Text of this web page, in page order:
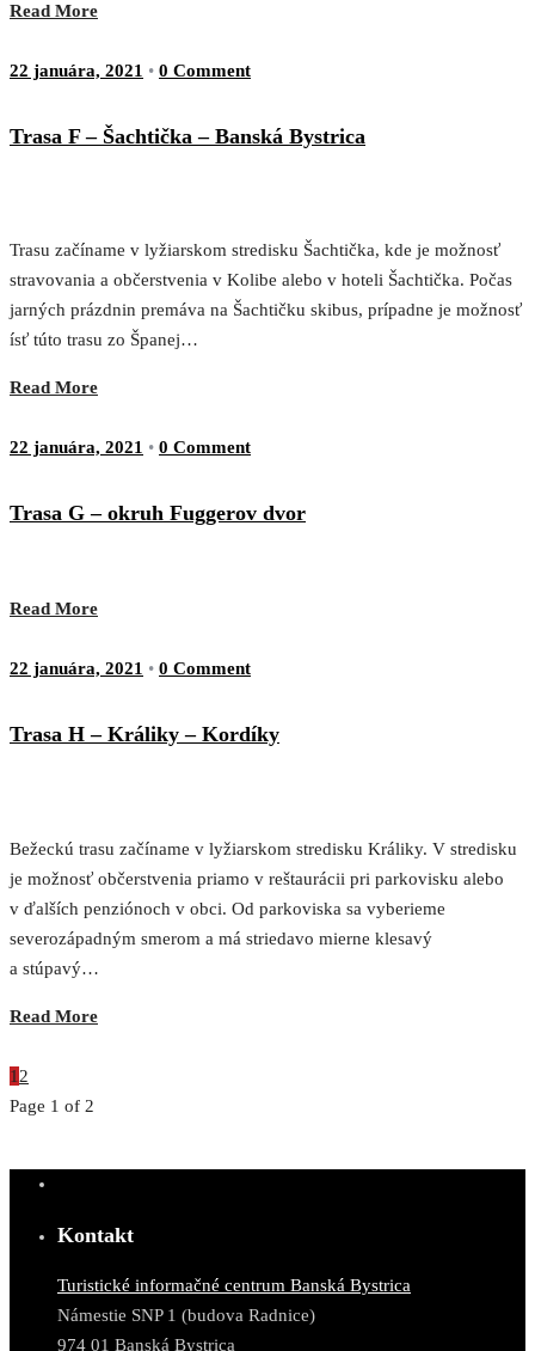
Read More
22 januára, 2021 • 0 Comment
Trasa F – Šachtička – Banská Bystrica
Trasu začíname v lyžiarskom stredisku Šachtička, kde je možnosť
stravovania a občerstvenia v Kolibe alebo v hoteli Šachtička. Počas
jarných prázdnin premáva na Šachtičku skibus, prípadne je možnosť
ísť túto trasu zo Španej…
Read More
22 januára, 2021 • 0 Comment
Trasa G – okruh Fuggerov dvor
Read More
22 januára, 2021 • 0 Comment
Trasa H – Králiky – Kordíky
Bežeckú trasu začíname v lyžiarskom stredisku Králiky. V stredisku
je možnosť občerstvenia priamo v reštaurácii pri parkovisku alebo
v ďalších penziónoch v obci. Od parkoviska sa vyberieme
severozápadným smerom a má striedavo mierne klesavý
a stúpavý…
Read More
1 2
Page 1 of 2
Kontakt
Turistické informačné centrum Banská Bystrica
Námestie SNP 1 (budova Radnice)
974 01 Banská Bystrica